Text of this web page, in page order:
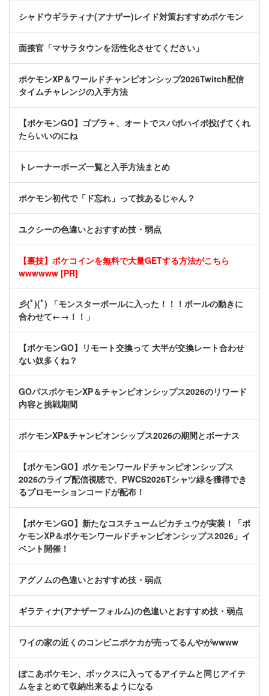
シャドウギラティナ(アナザー)レイド対策おすすめポケモン
面接官「マサラタウンを活性化させてください」
ポケモンXP＆ワールドチャンピオンシップ2026Twitch配信
タイムチャレンジの入手方法
【ポケモンGO】ゴプラ＋、オートでスパボハイボ投げてくれ
たらいいのにね
トレーナーポーズ一覧と入手方法まとめ
ポケモン初代で「ド忘れ」って技あるじゃん？
ユクシーの色違いとおすすめ技・弱点
【裏技】ポケコインを無料で大量GETする方法がこちら
wwwwww [PR]
彡(ﾟ)(ﾟ) 「モンスターボールに入った！！！ボールの動きに
合わせて←→！！」
【ポケモンGO】リモート交換って 大半が交換レート合わせ
ない奴多くね？
GOパスポケモンXP＆チャンピオンシップス2026のリワード
内容と挑戦期間
ポケモンXP&チャンピオンシップス2026の期間とボーナス
【ポケモンGO】ポケモンワールドチャンピオンシップス
2026のライブ配信視聴で、PWCS2026Tシャツ緑を獲得でき
るプロモーションコードが配布！
【ポケモンGO】新たなコスチュームピカチュウが実装！「ポ
ケモンXP＆ポケモンワールドチャンピオンシップス2026」イ
ベント開催！
アグノムの色違いとおすすめ技・弱点
ギラティナ(アナザーフォルム)の色違いとおすすめ技・弱点
ワイの家の近くのコンビニポケカが売ってるんやがwwww
ぽこあポケモン、ボックスに入ってるアイテムと同じアイテ
ムをまとめて収納出来るようになる